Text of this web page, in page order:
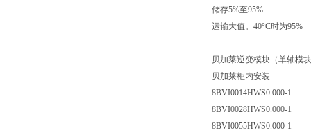
储存5%至95%
运输大值。40°C时为95%
贝加莱逆变模块（单轴模
贝加莱柜内安装
8BVI0014HWS0.000-1
8BVI0028HWS0.000-1
8BVI0055HWS0.000-1